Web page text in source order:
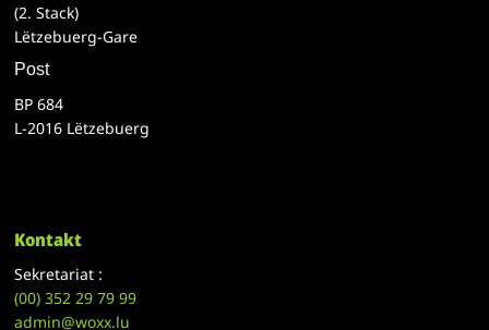
(2. Stack)
Lëtzebuerg-Gare
Post
BP 684
L-2016 Lëtzebuerg
Kontakt
Sekretariat :
(00)352 29 79 99
admin@woxx.lu